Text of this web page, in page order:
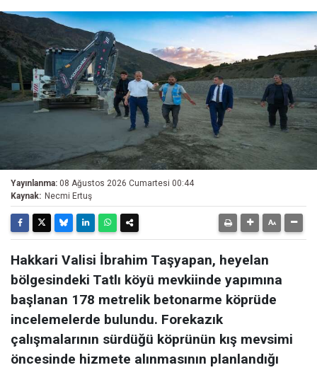
Yayınlanma: 08 Ağustos 2026 Cumartesi 00:44
Kaynak: Necmi Ertuş
Hakkari Valisi İbrahim Taşyapan, heyelan
bölgesindeki Tatlı köyü mevkiinde yapımına
başlanan 178 metrelik betonarme köprüde
incelemelerde bulundu. Forekazık
çalışmalarının sürdüğü köprünün kış mevsimi
öncesinde hizmete alınmasının planlandığı